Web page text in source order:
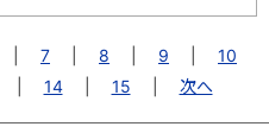
7 8 9
10
14 15 次へ